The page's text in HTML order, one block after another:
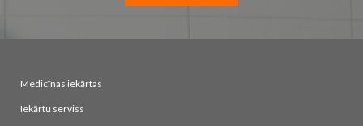
Medicīnas iekārtas
Iekārtu serviss